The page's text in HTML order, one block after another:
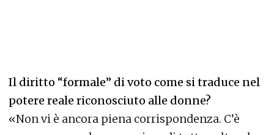
Il diritto “formale” di voto come si traduce nel
potere reale riconosciuto alle donne?
«Non vi è ancora piena corrispondenza. C’è